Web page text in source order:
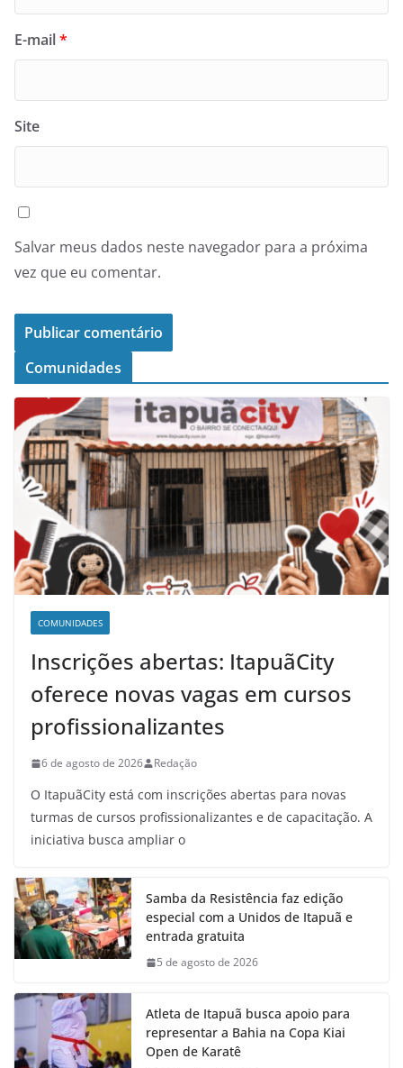
E-mail*
Site
Salvar meus dados neste navegador para a próxima
vez que eu comentar.
Comunidades
COMUNIDADES
Inscrições abertas: ItapuãCity
oferece novas vagas em cursos
profissionalizantes
6 de agosto de 2026 Redação
O ItapuãCity está com inscrições abertas para novas
turmas de cursos profissionalizantes e de capacitação. A
iniciativa busca ampliar o
Samba da Resistência faz edição
especial com a Unidos de Itapuã e
entrada gratuita
5 de agosto de 2026
Atleta de Itapuã busca apoio para
representar a Bahia na Copa Kiai
Open de Karatê